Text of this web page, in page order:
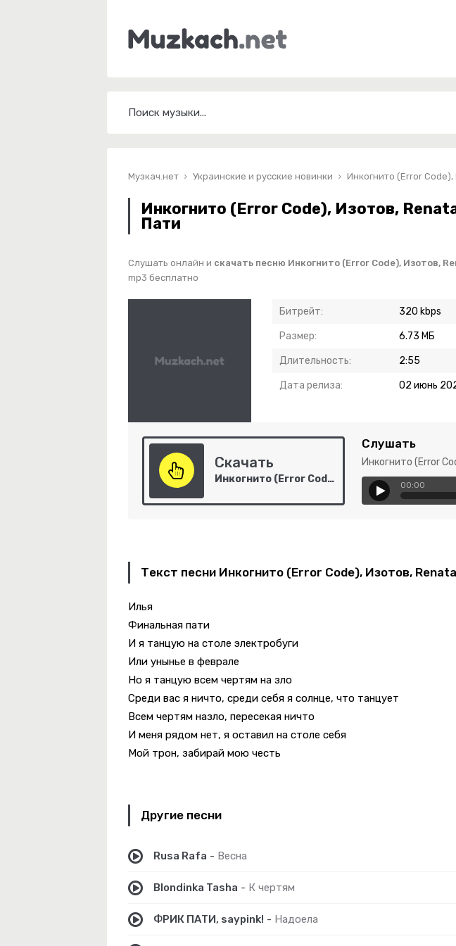
Музкач.нет Украинские и русские новинки Инкогнито (Error Code),
Инкогнито (Error Code), Изотов,
Пати
Слушать онлайн и скачать песню Инкогнито (Error Code), Изотов,
mp3 бесплатно
Битрейт: 320 kbps
Размер: 6.73 МБ
Длительность: 2:55
Дата релиза: 02 июнь
Скачать
Инкогнито (Error Code), Изотов, Renata - Финальное Пати
Слушать
00:00
Текст песни Инкогнито (Error Code), Изотов,
Илья
Финальная пати
И я танцую на столе электробуги
Или унынье в феврале
Но я танцую всем чертям на зло
Среди вас я ничто, среди себя я солнце, что танцует
Всем чертям назло, пересекая ничто
И меня рядом нет, я оставил на столе себя
Мой трон, забирай мою честь
Другие песни
Rusa Rafa - Весна
Blondinka Tasha - К чертям
ФРИК ПАТИ, saypink! - Надоела